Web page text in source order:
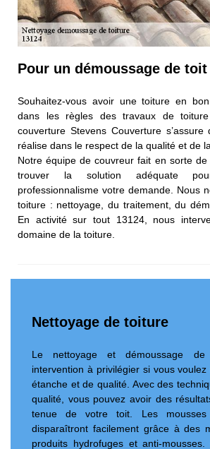
Pour un démoussage de
Souhaitez-vous avoir une toiture en
dans les règles des travaux de
couverture Stevens Couverture
réalise dans le respect de la qualité et de
Notre équipe de couvreur fait en sorte
trouver la solution adéquate
professionnalisme votre demande. Nous
toiture : nettoyage, du traitement, du
En activité sur tout 13124, nous
domaine de la toiture.
Nettoyage de toiture
Le nettoyage et démoussage
intervention à privilégier si vous
étanche et de qualité. Avec des
qualité, vous pouvez avoir des
tenue de votre toit. Les
disparaîtront facilement grâce à des
produits hydrofuges et anti-